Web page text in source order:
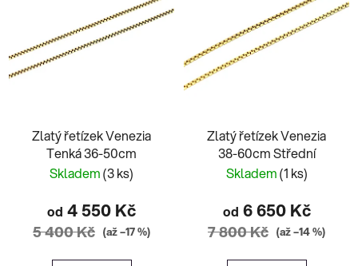
Zlatý řetízek Venezia
Tenká 36-50cm
Skladem(3 ks)
od 4 550 Kč
5 400 Kč (až –17 %)
Zlatý řetízek Venezia
38-60cm Střední
Skladem(1 ks)
od 6 650 Kč
7 800 Kč (až –14 %)